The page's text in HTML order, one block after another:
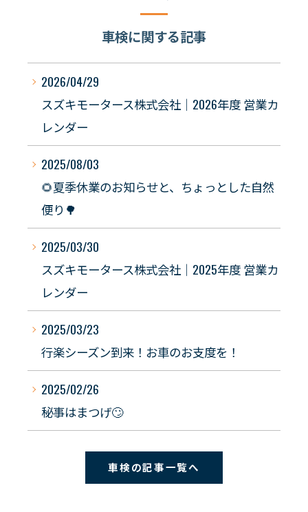
車検に関する記事
2026/04/29
スズキモータース株式会社｜2026年度 営業カ
レンダー
2025/08/03
🌻夏季休業のお知らせと、ちょっとした自然
便り🌳
2025/03/30
スズキモータース株式会社｜2025年度 営業カ
レンダー
2025/03/23
行楽シーズン到来！お車のお支度を！
2025/02/26
秘事はまつげ🙄
車検の記事一覧へ